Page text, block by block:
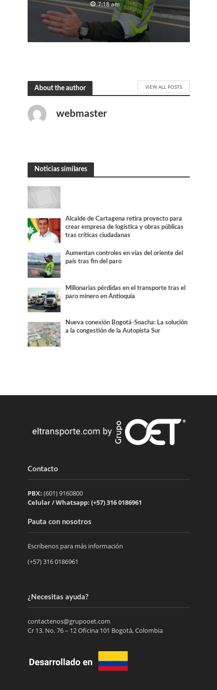
7:18 am
About the author VIEW ALL POSTS
webmaster
Noticias similares
Alcalde de Cartagena retira proyecto para
crear empresa de logística y obras públicas
tras críticas ciudadanas
Aumentan controles en vías del oriente del
país tras fin del paro
Millonarias pérdidas en el transporte tras el
paro minero en Antioquia
Nueva conexión Bogotá-Soacha: La solución
a la congestión de la Autopista Sur
Contacto
PBX: (601) 9160800
Celular / Whatsapp: (+57) 316 0186961
Pauta con nosotros
Escríbenos para más información
(+57) 316 0186961
¿Necesitas ayuda?
contactenos@grupooet.com
Cr 13. No. 76 – 12 Oficina 101 Bogotá, Colombia